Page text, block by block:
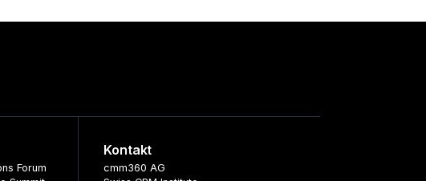
Forum
Kontakt
cmm360 AG